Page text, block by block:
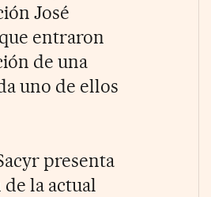
José
entraron
de una
uno de ellos
presenta
la actual